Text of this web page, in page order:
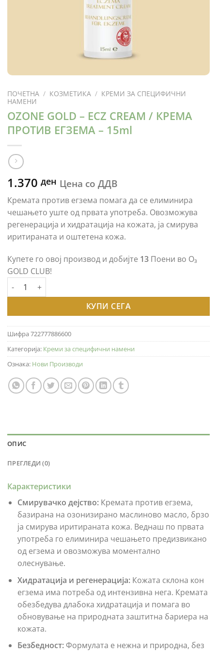
ПОЧЕТНА / КОЗМЕТИКА / КРЕМИ ЗА СПЕЦИФИЧНИ
НАМЕНИ
OZONE GOLD – ECZ CREAM / КРЕМА
ПРОТИВ ЕГЗЕМА – 15ml
1.370 ден Цена со ДДВ
Кремата против егзема помага да се елиминира
чешањето уште од првата употреба. Овозможува
регенерација и хидратација на кожата, ја смирува
иритираната и оштетена кожа.
Купете го овој производ и добијте 13 Поени во O₃
GOLD CLUB!
OZONE GOLD – ECZ CREAM / КРЕМА ПРОТИВ ЕГЗЕМА - 15ml
КУПИ СЕГА
Шифра 722777886600
Категорија: Креми за специфични намени
Ознака: Нови Производи
ОПИС
ПРЕГЛЕДИ (0)
Карактеристики
Смирувачко дејство:Кремата против егзема,
базирана на озонизирано маслиново масло, брзо
ја смирува иритираната кожа. Веднаш по првата
употреба го елиминира чешањето предизвикано
од егзема и овозможува моментално
олеснување.
Хидратација и регенерација:Кожата склона кон
егзема има потреба од интензивна нега. Кремата
обезбедува длабока хидратација и помага во
обновување на природната заштитна бариера на
кожата.
Безбедност:Формулата е нежна и природна, без